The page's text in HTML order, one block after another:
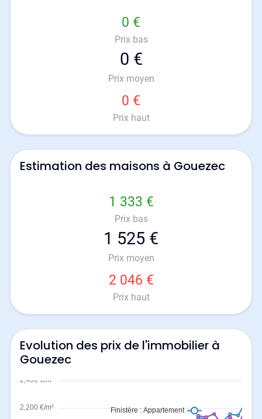
0 €
Prix bas
0 €
Prix moyen
0 €
Prix haut
Estimation des maisons à Gouezec
1 333 €
Prix bas
1 525 €
Prix moyen
2 046 €
Prix haut
Evolution des prix de l'immobilier à
Gouezec